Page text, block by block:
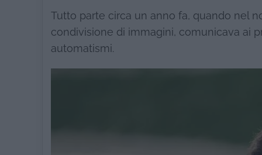
Tutto parte circa un anno fa, quando nel
condivisione di immagini, comunicava ai
automatismi.